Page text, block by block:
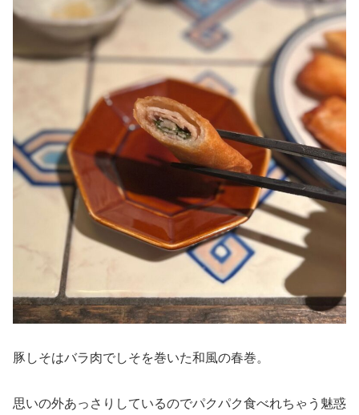
豚しそはバラ肉でしそを巻いた和風の春巻。
思いの外あっさりしているのでパクパク食べれちゃう魅惑